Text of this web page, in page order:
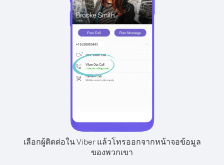
เลือกผู้ติดต่อใน Viber แล้วโทรออกจากหน้าจอข้อมูล
ของพวกเขา